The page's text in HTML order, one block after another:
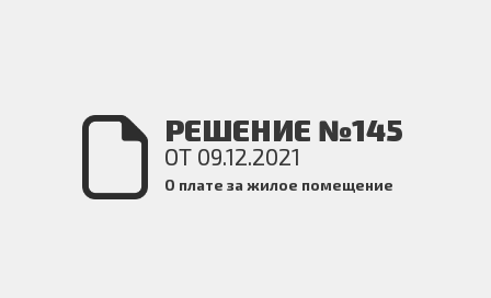
РЕШЕНИЕ №145
ОТ 09.12.2021
О плате за жилое помещение